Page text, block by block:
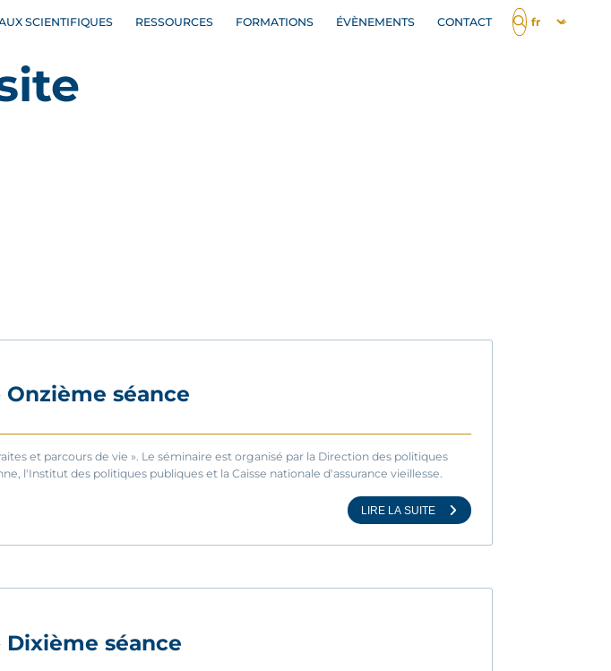
SCIENTIFIQUES
séance
et parcours de vie ». Le séminaire est organisé par la Direction des politiques
l'Institut des politiques publiques et la Caisse nationale d'assurance vieillesse.
LIRE LA SUITE
séance